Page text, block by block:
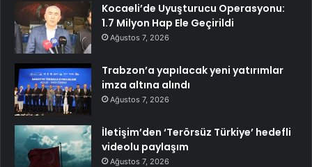
Kocaeli’de Uyuşturucu Operasyonu:
1.7 Milyon Hap Ele Geçirildi
Ağustos 7, 2026
Trabzon’a yapılacak yeni yatırımlar
imza altına alındı
Ağustos 7, 2026
İletişim’den ‘Terörsüz Türkiye’ hedefli
videolu paylaşım
Ağustos 7, 2026